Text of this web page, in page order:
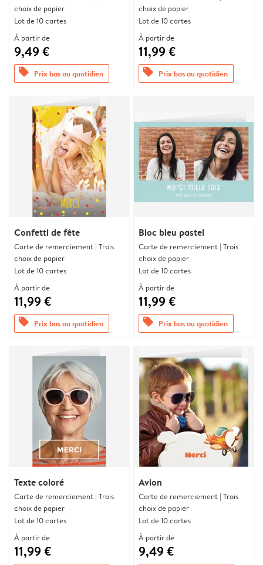
choix de papier
Lot de 10 cartes
À partir de
9,49 €
offers Prix bas au quotidien
choix de papier
Lot de 10 cartes
À partir de
11,99 €
offers Prix bas au quotidien
Confetti de fête
Carte de remerciement | Trois
choix de papier
Lot de 10 cartes
À partir de
11,99 €
offers Prix bas au quotidien
Bloc bleu pastel
Carte de remerciement | Trois
choix de papier
Lot de 10 cartes
À partir de
11,99 €
offers Prix bas au quotidien
Texte coloré
Carte de remerciement | Trois
choix de papier
Lot de 10 cartes
À partir de
11,99 €
Avion
Carte de remerciement | Trois
choix de papier
Lot de 10 cartes
À partir de
9,49 €